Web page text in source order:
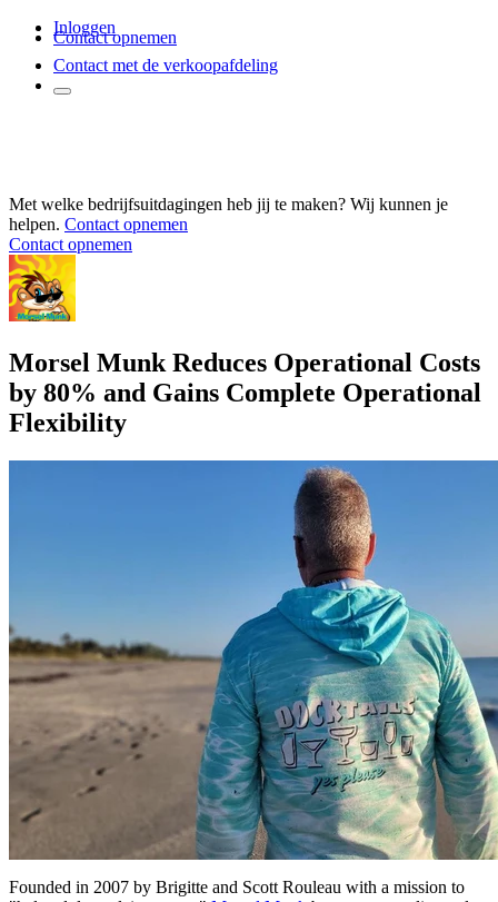
Inloggen
Contact opnemen
Contact met de verkoopafdeling
Met welke bedrijfsuitdagingen heb jij te maken? Wij kunnen je
helpen. Contact opnemen
Contact opnemen
Morsel Munk Reduces Operational Costs
by 80% and Gains Complete Operational
Flexibility
Founded in 2007 by Brigitte and Scott Rouleau with a mission to